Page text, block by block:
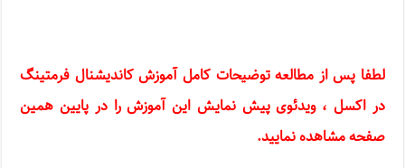
لطفا پس از مطالعه توضیحات کاملآموزش کاندیشنال فرمتینگ
در اکسل ، ویدئوی پیش نمایش این آموزش را در پایین همین
صفحه مشاهده نمایید.